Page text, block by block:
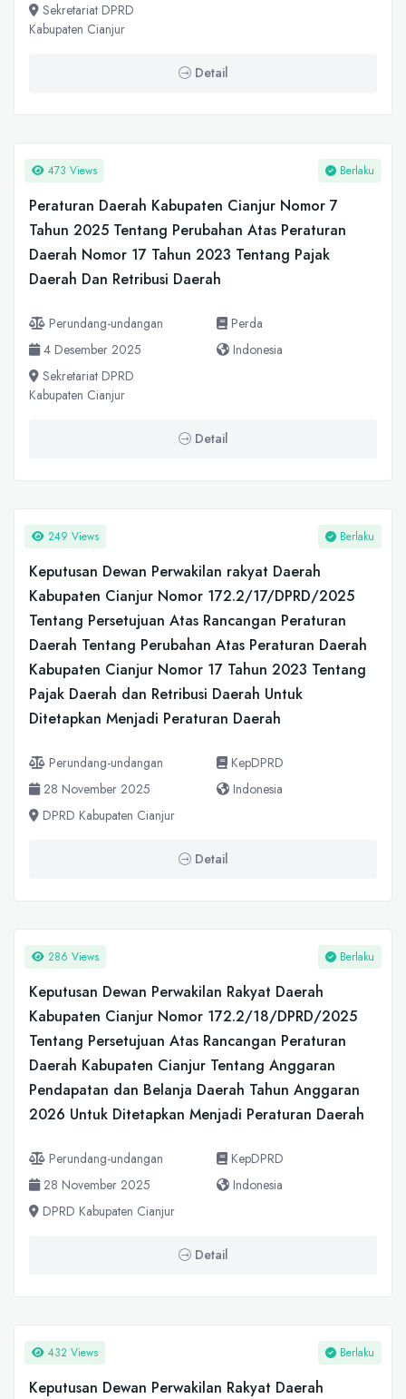
Sekretariat DPRD
Kabupaten Cianjur
Detail
473 Views Berlaku
Peraturan Daerah Kabupaten Cianjur Nomor 7
Tahun 2025 Tentang Perubahan Atas Peraturan
Daerah Nomor 17 Tahun 2023 Tentang Pajak
Daerah Dan Retribusi Daerah
Perundang-undangan
Perda
4 Desember 2025
Indonesia
Sekretariat DPRD
Kabupaten Cianjur
Detail
249 Views Berlaku
Keputusan Dewan Perwakilan rakyat Daerah
Kabupaten Cianjur Nomor 172.2/17/DPRD/2025
Tentang Persetujuan Atas Rancangan Peraturan
Daerah Tentang Perubahan Atas Peraturan Daerah
Kabupaten Cianjur Nomor 17 Tahun 2023 Tentang
Pajak Daerah dan Retribusi Daerah Untuk
Ditetapkan Menjadi Peraturan Daerah
Perundang-undangan
KepDPRD
28 November 2025
Indonesia
DPRD Kabupaten Cianjur
Detail
286 Views Berlaku
Keputusan Dewan Perwakilan Rakyat Daerah
Kabupaten Cianjur Nomor 172.2/18/DPRD/2025
Tentang Persetujuan Atas Rancangan Peraturan
Daerah Kabupaten Cianjur Tentang Anggaran
Pendapatan dan Belanja Daerah Tahun Anggaran
2026 Untuk Ditetapkan Menjadi Peraturan Daerah
Perundang-undangan
KepDPRD
28 November 2025
Indonesia
DPRD Kabupaten Cianjur
Detail
432 Views Berlaku
Keputusan Dewan Perwakilan Rakyat Daerah